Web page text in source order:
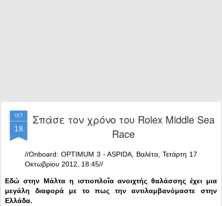
OCT
18
Σπάσε τον χρόνο του Rolex Middle Sea
Race
//Onboard: OPTIMUM 3 - ASPIDA, Βαλέτα, Τετάρτη 17
Οκτωβρίου 2012, 18:45//
Εδώ στην Μάλτα η ιστιοπλοΐα ανοιχτής θαλάσσης έχει μια
μεγάλη διαφορά με το πως την αντιλαμβανόμαστε στην
Ελλάδα.